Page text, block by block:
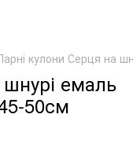
кулони Серця на
емаль
50см